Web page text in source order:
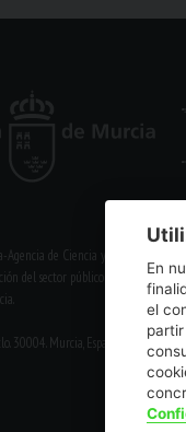
Agencia de Ciencia y Tecnología de
del sector público autonómico,
30004. Murcia, España | +34 968
En
el